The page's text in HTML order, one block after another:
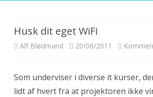
Husk dit eget WiFi
Alf Blødmand 20/06/2011
Som underviser i diverse it kurser,
lidt af hvert fra at projektoren ikke